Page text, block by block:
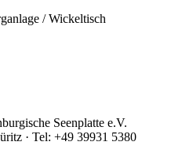
/ Wickeltisch
Seenplatte e.V.
· Tel: +49 39931 5380